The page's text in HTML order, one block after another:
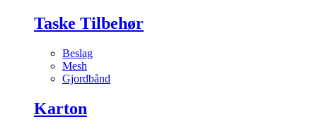
Taske Tilbehør
Beslag
Mesh
Gjordbånd
Karton